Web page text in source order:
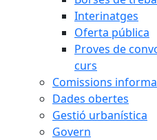
Interinatges
Oferta pública
Proves de
curs
Comissions
Dades obertes
Gestió urbanística
Govern